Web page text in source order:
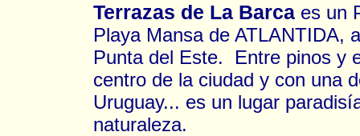
Terrazas de La Barcaes un
Playa Mansa de ATLANTIDA,
Punta del Este. Entre pinos y
centro de la ciudad y con una
Uruguay... es un lugar
naturaleza.